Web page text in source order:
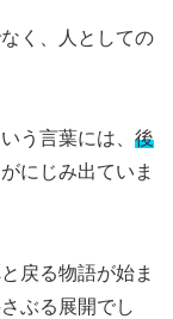
く、人としての
う言葉には、 後
がにじみ出ていま
戻る物語が始ま
ぶる展開でし